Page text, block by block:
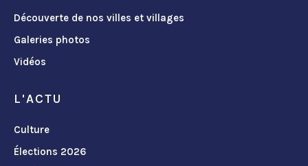
Découverte de nos villes et villages
Galeries photos
Vidéos
L'ACTU
Culture
Élections 2026